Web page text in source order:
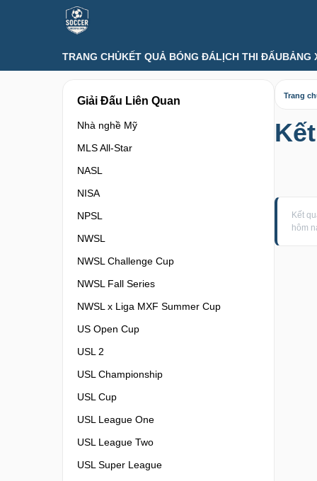
TRANG CHỦKẾT QUẢ BÓNG ĐÁLỊCH THI ĐẤUBẢNG
Giải Đấu Liên Quan
Nhà nghề Mỹ
MLS All-Star
NASL
NISA
NPSL
NWSL
NWSL Challenge Cup
NWSL Fall Series
NWSL x Liga MXF Summer Cup
US Open Cup
USL 2
USL Championship
USL Cup
USL League One
USL League Two
USL Super League
Trang
Kết
hôm